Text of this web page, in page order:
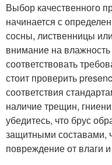
Выбор качественного
начинается с
сосны, лиственницы
внимание на
соответствовать
стоит проверить
соответствия
наличие трещин,
убедитесь, что брус
защитными составами,
повреждение от влаги